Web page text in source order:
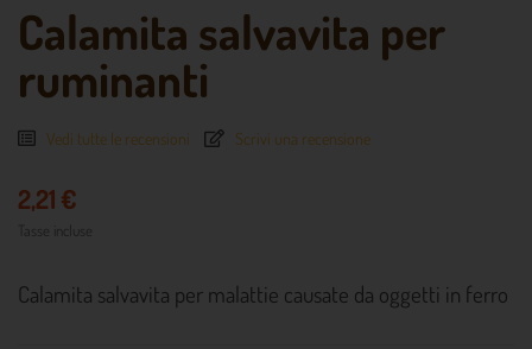
Calamita salvavita per
ruminanti
Vedi tutte le recensioni Scrivi una recensione
2,21 €
Tasse incluse
Calamita salvavita per malattie causate da oggetti in ferro